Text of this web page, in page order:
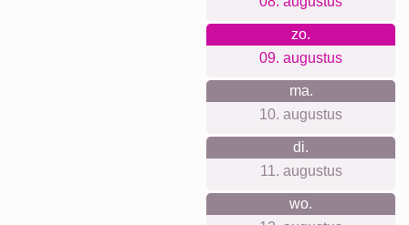
Huisdier-
Rouw
Waar we voor staan